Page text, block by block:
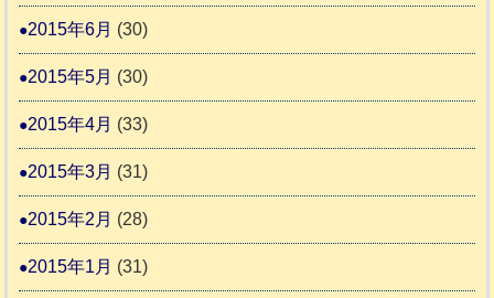
2015年6月 (30)
2015年5月 (30)
2015年4月 (33)
2015年3月 (31)
2015年2月 (28)
2015年1月 (31)